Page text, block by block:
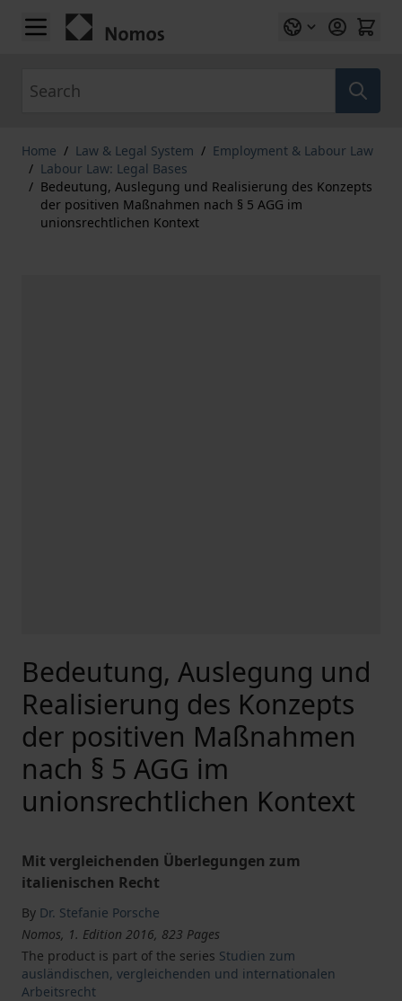
Skip to Content
Home / Law & Legal System / Employment & Labour Law
/ Labour Law: Legal Bases
/ Bedeutung, Auslegung und Realisierung des Konzepts
der positiven Maßnahmen nach § 5 AGG im
unionsrechtlichen Kontext
Bedeutung, Auslegung und
Realisierung des Konzepts
der positiven Maßnahmen
nach § 5 AGG im
unionsrechtlichen Kontext
Mit vergleichenden Überlegungen zum
italienischen Recht
By Dr. Stefanie Porsche
Nomos, 1. Edition 2016, 823 Pages
The product is part of the series Studien zum
ausländischen, vergleichenden und internationalen
Arbeitsrecht